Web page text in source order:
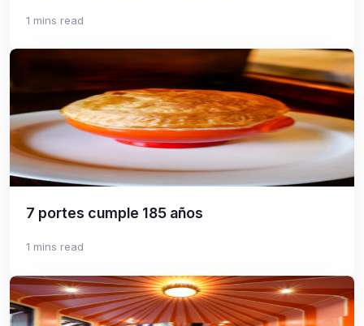
1 mins read
7 portes cumple 185 años
1 mins read